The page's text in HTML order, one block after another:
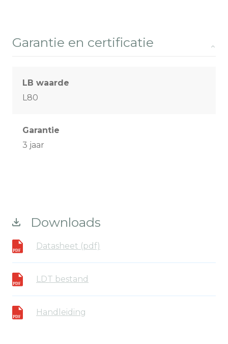
Garantie en certificatie
LB waarde
L80
Garantie
3 jaar
Downloads
Datasheet (pdf)
LDT bestand
Handleiding